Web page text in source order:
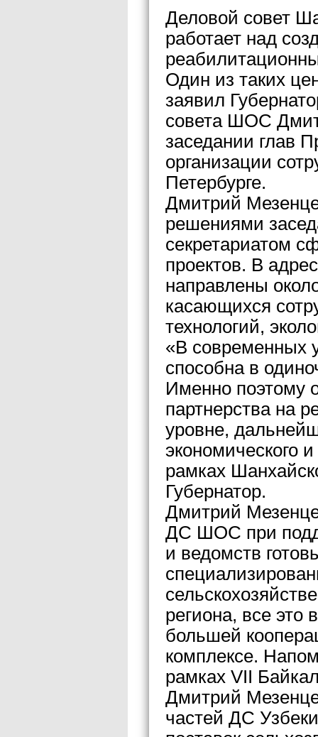
Деловой совет
работает над
Один из таких
заявил
совета ШОС
заседании глав
организации
Петербурге.
Дмитрий
решениями
секретариатом
проектов. В
направлены
касающихся
технологий,
«В современных
способна в
Именно поэтому
партнерства на
уровне,
экономического
рамках
Губернатор.
Дмитрий
ДС ШОС при
и ведомств
региона, все это
большей
комплексе.
рамках VII
Дмитрий
частей ДС